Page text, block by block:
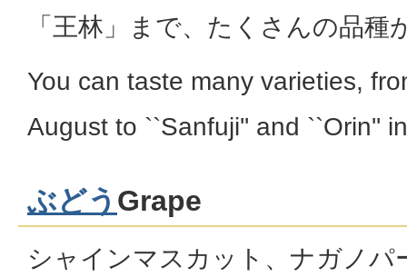
「王林」まで、たくさんの品種
You can taste many varieties,
August to ``Sanfuji'' and ``Orin''
ぶどう Grape
シャインマスカット、ナガノパ